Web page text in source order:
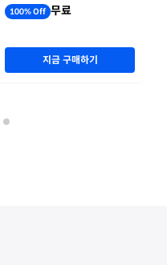
100% Off 무료
지금 구매하기